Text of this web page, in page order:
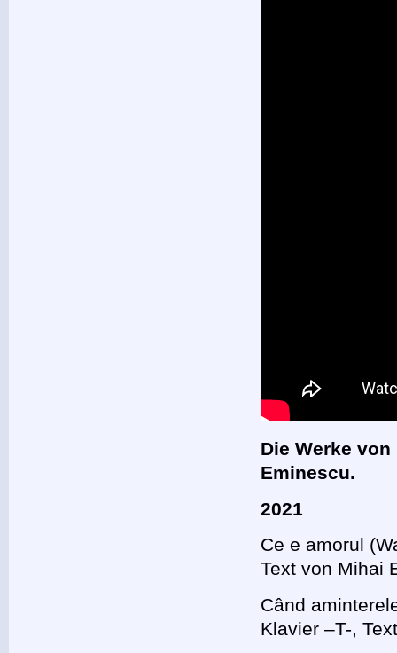
Die Werke
Eminescu.
2021
Ce e amorul
Text von Mihai
Când
Klavier –T-,